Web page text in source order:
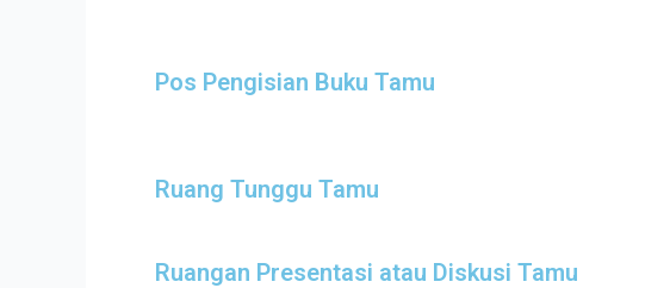
Pos Pengisian Buku Tamu
Ruang Tunggu Tamu
Ruangan Presentasi atau Diskusi Tamu